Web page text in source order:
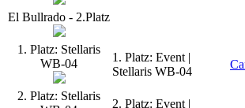
El Bullrado - 2.Platz
1. Platz: Stellaris
WB-04
1. Platz: Event |
Stellaris WB-04
2. Platz: Stellaris
2. Platz: Event |